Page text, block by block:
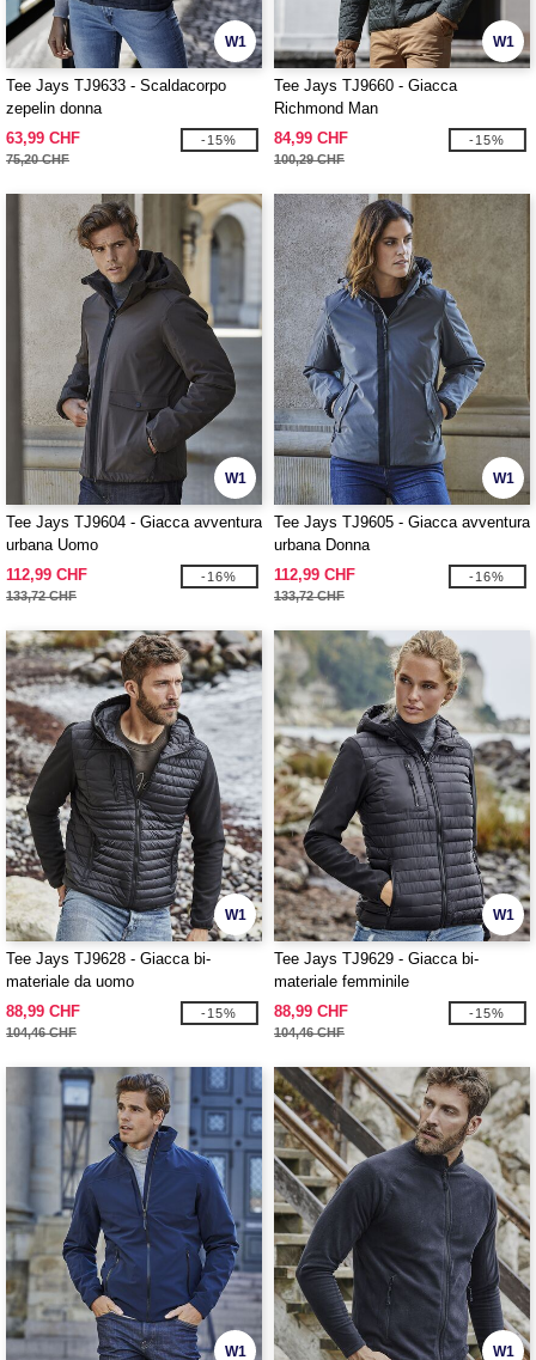
W1
Tee Jays TJ9633 - Scaldacorpo
zepelin donna
63,99 CHF
75,20 CHF
-15%
W1
Tee Jays TJ9660 - Giacca
Richmond Man
84,99 CHF
100,29 CHF
-15%
W1
Tee Jays TJ9604 - Giacca avventura
urbana Uomo
112,99 CHF
133,72 CHF
-16%
W1
Tee Jays TJ9605 - Giacca avventura
urbana Donna
112,99 CHF
133,72 CHF
-16%
W1
Tee Jays TJ9628 - Giacca bi-
materiale da uomo
88,99 CHF
104,46 CHF
-15%
W1
Tee Jays TJ9629 - Giacca bi-
materiale femminile
88,99 CHF
104,46 CHF
-15%
W1 W1